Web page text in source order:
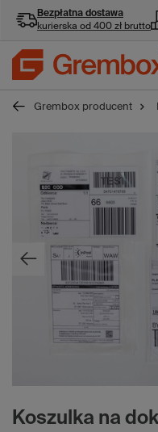
Bezpłatna dostawa
kurierska od 400 zł brutto
Grembox producent
Koszulka na